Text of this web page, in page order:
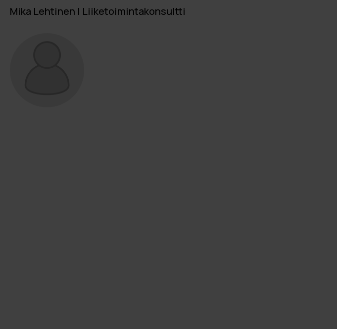
Mika Lehtinen | Liiketoimintakonsultti